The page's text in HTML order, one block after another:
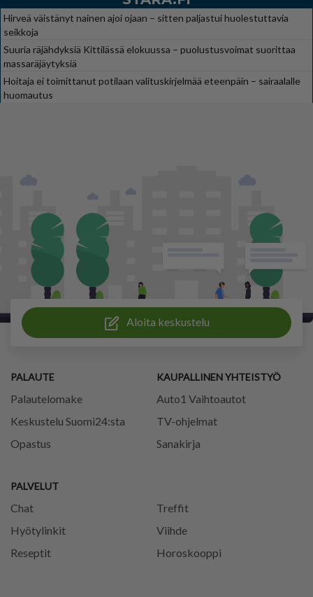
Hirveä väistänyt nainen ajoi ojaan – sitten paljastui huolestuttavia
seikkoja
Suuria räjähdyksiä Kittilässä elokuussa – puolustusvoimat suorittaa
massaräjäytyksiä
Hoitaja ei toimittanut potilaan valituskirjelmää eteenpäin – sairaalalle
huomautus
Aloita keskustelu
PALAUTE
Palautelomake
Keskustelu Suomi24:sta
Opastus
PALVELUT
Chat
Treffit
Hyötylinkit
Viihde
Reseptit
Horoskooppi
KAUPALLINEN YHTEISTYÖ
Auto1 Vaihtoautot
TV-ohjelmat
Sanakirja